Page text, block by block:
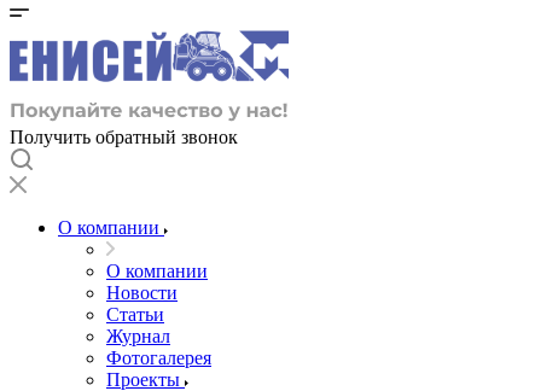
Получить обратный звонок
О компании
О компании
Новости
Статьи
Журнал
Фотогалерея
Проекты